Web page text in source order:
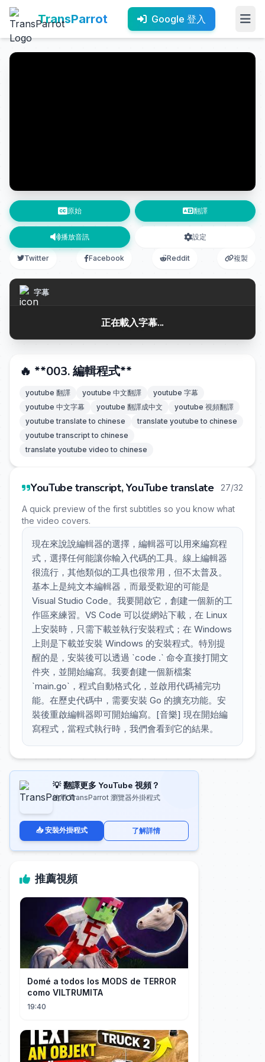
TransParrot Google 登入
原始 翻譯
播放音訊 設定
Twitter Facebook Reddit 複製
字幕
正在載入字幕...
🔥 **003. 編輯程式**
youtube 翻譯 youtube 中文翻譯
youtube 字幕
youtube 中文字幕
youtube 翻譯成中文
youtube 視頻翻譯
youtube translate to chinese
translate youtube to chinese
youtube transcript to chinese
translate youtube video to chinese
YouTube transcript, YouTube translate 27/32
A quick preview of the first subtitles so you know what
the video covers.
現在來說說編輯器的選擇，編輯器可以用來編寫程
式，選擇任何能讓你輸入代碼的工具。線上編輯器
很流行，其他類似的工具也很常用，但不太普及。
基本上是純文本編輯器，而最受歡迎的可能是
Visual Studio Code。我要開啟它，創建一個新的工
作區來練習。VS Code 可以從網站下載，在 Linux
上安裝時，只需下載並執行安裝程式；在 Windows
上則是下載並安裝 Windows 的安裝程式。特別提
醒的是，安裝後可以透過 `code .` 命令直接打開文
件夾，並開始編寫。我要創建一個新檔案
`main.go`，程式自動格式化，並啟用代碼補完功
能。在歷史代碼中，需要安裝 Go 的擴充功能。安
裝後重啟編輯器即可開始編寫。[音樂] 現在開始編
寫程式，當程式執行時，我們會看到它的結果。
💡 翻譯更多 YouTube 視頻？
使用 TransParrot 瀏覽器外掛程式
📥 安裝外掛程式 了解詳情
推薦視頻
Domé a todos los MODS de TERROR
como VILTRUMITA
19:40